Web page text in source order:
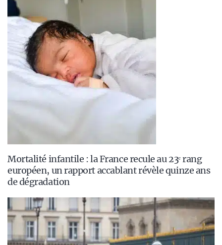
Mortalité infantile : la France recule au 23ᵉ rang
européen, un rapport accablant révèle quinze ans
de dégradation